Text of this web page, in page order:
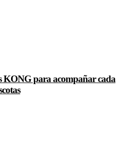
KONG para acompañar cada